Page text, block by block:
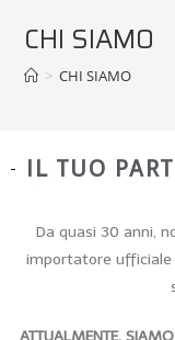
CHI SIAMO
> CHI SIAMO
IL TUO
Da quasi 30 anni,
importatore ufficiale
ATTUALMENTE, SIAMO